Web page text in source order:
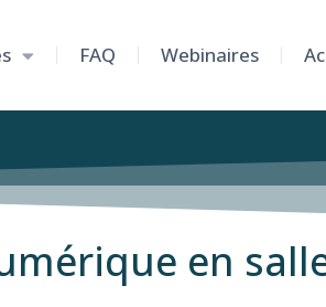
FAQ Webinaires
en